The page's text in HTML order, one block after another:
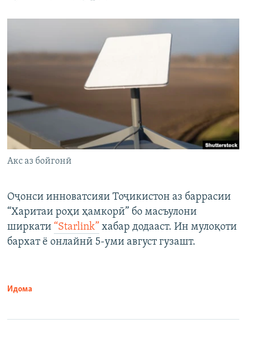
Акс аз бойгонӣ
Оҷонси инноватсияи Тоҷикистон аз баррасии
“Харитаи роҳи ҳамкорӣ” бо масъулони
ширкати “Starlink” хабар додааст. Ин мулоқоти
бархат ё онлайнӣ 5-уми август гузашт.
Идома